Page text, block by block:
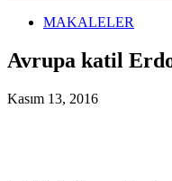
MAKALELER
Avrupa katil
Kasım 13, 2016